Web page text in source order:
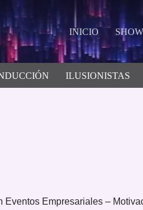
INICIO
ILUSIONISTAS
Eventos Empresariales –